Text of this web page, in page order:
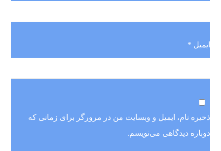
ایمیل *
ذخیره نام، ایمیل و وبسایت من در مرورگر برای زمانی که
دوباره دیدگاهی می‌نویسم.